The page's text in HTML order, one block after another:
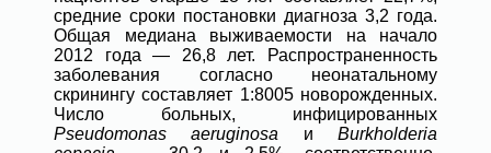
средние сроки постановки диагноза 3,2 года.
Общая медиана выживаемости на начало
2012 года — 26,8 лет. Распространенность
заболевания согласно неонатальному
скринингу составляет 1:8005 новорожденных.
Число больных, инфицированных
Pseudomonas aeruginosa иBurkholderia